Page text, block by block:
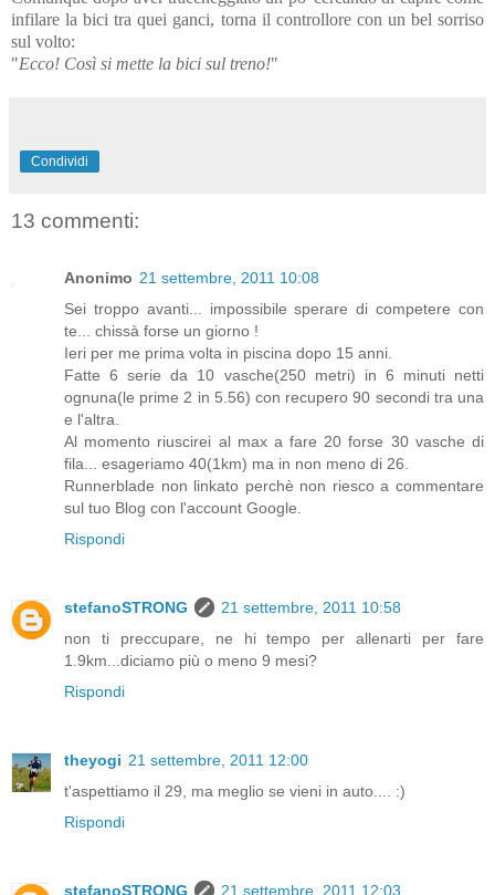
infilare la bici tra quei ganci, torna il controllore con un bel sorriso
sul volto:
"Ecco! Così si mette la bici sul treno!"
Condividi
13 commenti:
Anonimo 21 settembre, 2011 10:08
Sei troppo avanti... impossibile sperare di competere con
te... chissà forse un giorno !
Ieri per me prima volta in piscina dopo 15 anni.
Fatte 6 serie da 10 vasche(250 metri) in 6 minuti netti
ognuna(le prime 2 in 5.56) con recupero 90 secondi tra una
e l'altra.
Al momento riuscirei al max a fare 20 forse 30 vasche di
fila... esageriamo 40(1km) ma in non meno di 26.
Runnerblade non linkato perchè non riesco a commentare
sul tuo Blog con l'account Google.
Rispondi
stefanoSTRONG
21 settembre, 2011 10:58
non ti preccupare, ne hi tempo per allenarti per fare
1.9km...diciamo più o meno 9 mesi?
Rispondi
theyogi 21 settembre, 2011 12:00
t'aspettiamo il 29, ma meglio se vieni in auto.... :)
Rispondi
stefanoSTRONG 21 settembre, 2011 12:03